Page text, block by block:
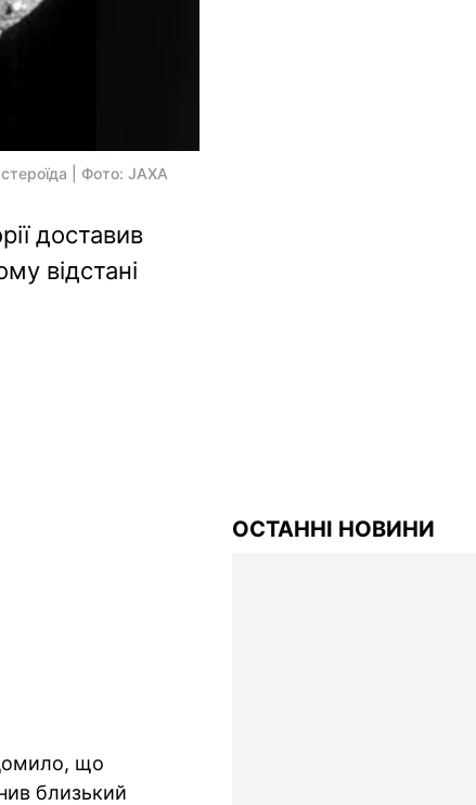
| Фото: JAXA
доставив
відстані
що
близький
ОСТАННІ НОВИНИ